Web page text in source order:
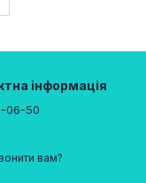
інформація
06-50
вам?